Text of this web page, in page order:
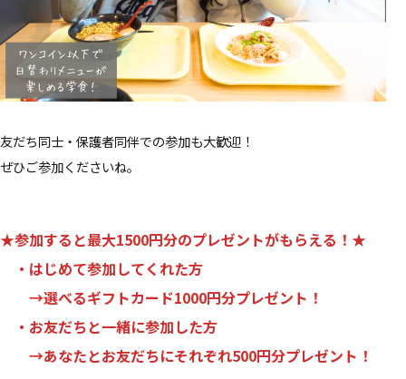
友だち同士・保護者同伴での参加も大歓迎！
ぜひご参加くださいね。
★参加すると最大1500円分のプレゼントがもらえる！★
・はじめて参加してくれた方
→選べるギフトカード1000円分プレゼント！
・お友だちと一緒に参加した方
→あなたとお友だちにそれぞれ500円分プレゼント！